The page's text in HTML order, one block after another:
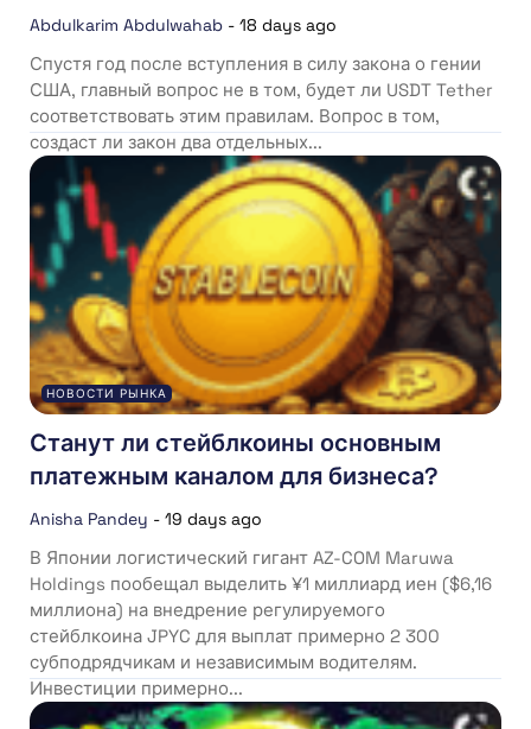
Abdulkarim Abdulwahab - 18 days ago
Спустя год после вступления в силу закона о гении
США, главный вопрос не в том, будет ли USDT Tether
соответствовать этим правилам. Вопрос в том,
создаст ли закон два отдельных...
НОВОСТИ РЫНКА
Станут ли стейблкоины основным
платежным каналом для бизнеса?
Anisha Pandey - 19 days ago
В Японии логистический гигант AZ-COM Maruwa
Holdings пообещал выделить ¥1 миллиард иен ($6,16
миллиона) на внедрение регулируемого
стейблкоина JPYC для выплат примерно 2 300
субподрядчикам и независимым водителям.
Инвестиции примерно...